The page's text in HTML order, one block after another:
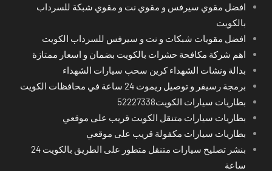
افضل مقوي سيرفس و مقوي نت و مقوي شبكة للسرداب
بالكويت
افضل مقويات شبكات و نت و سيرفس للسرداب الكويت
اهم شركة مكافحة حشرات بالكويت بضمان و اسعار ممتازة
بدالة ونشات الشهداء كرين سحب سيارات الشهداء
برمجة رسيفر و توصيل ريموت 24 ساعة في محافظات الكويت
بطاريات سيارات الكويت52227338
بطاريات سيارات متنقل الكويت قريب على موقعي
بطاريات سيارات مكفولة قريب على موقعي
بنشر تصليح سيارات متنقل متطور على الطريق بالكويت 24
ساعة